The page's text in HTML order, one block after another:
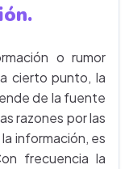
o rumor
cierto punto, la
de la fuente
razones por las
información, es
frecuencia la